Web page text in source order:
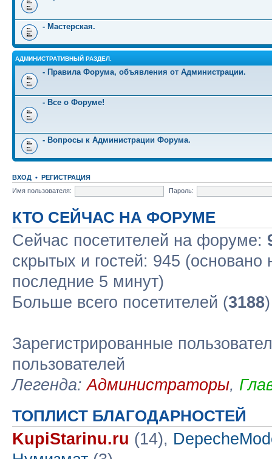
- Мастерская.
АДМИНИСТРАТИВНЫЙ РАЗДЕЛ.
- Правила Форума, объявления от Администрации.
- Все о Форуме!
- Вопросы к Администрации Форума.
ВХОД • РЕГИСТРАЦИЯ
Имя пользователя:
Пароль:
КТО СЕЙЧАС НА ФОРУМЕ
Сейчас посетителей на форуме:
скрытых и гостей: 945 (основано
последние 5 минут)
Больше всего посетителей (3188
Зарегистрированные
пользователей
Легенда:Администраторы,
ТОПЛИСТ БЛАГОДАРНОСТЕЙ
KupiStarinu.ru (14),